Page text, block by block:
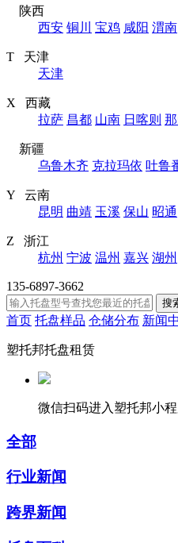
陕西
西安 铜川 宝鸡 咸阳 渭南
T 天津
天津
X 西藏
拉萨 昌都 山南 日喀则
新疆
乌鲁木齐 克拉玛依 吐鲁
Y 云南
昆明 曲靖 玉溪 保山 昭通
Z 浙江
杭州 宁波 温州 嘉兴 湖州
135-6897-3662
搜
首页 托盘样品 仓储分布 新闻
塑托邦托盘租赁
微信扫码进入塑托邦小
全部
行业新闻
跨界新闻